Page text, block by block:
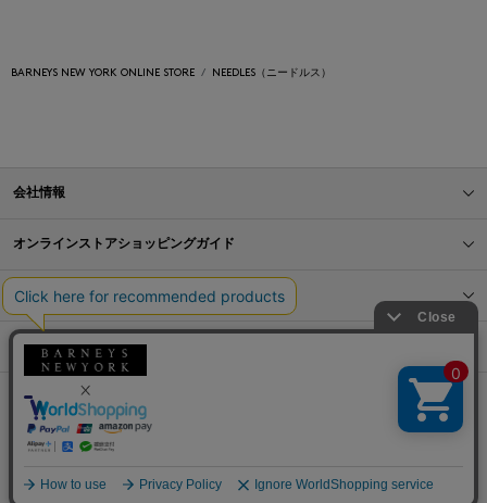
BARNEYS NEW YORK ONLINE STORE NEEDLES（ニードルス）
会社情報
オンラインストアショッピングガイド
店舗情報
サービス
Barneys Japan. all rights reserved.